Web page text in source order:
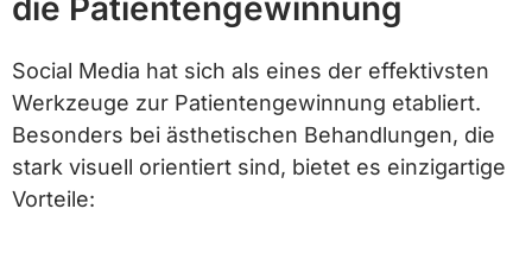
die Patientengewinnung
Social Media hat sich als eines der effektivsten
Werkzeuge zur Patientengewinnung etabliert.
Besonders bei ästhetischen Behandlungen, die
stark visuell orientiert sind, bietet es einzigartige
Vorteile: